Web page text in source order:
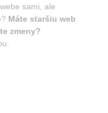
sami, ale
Máte staršiu web
zmeny?